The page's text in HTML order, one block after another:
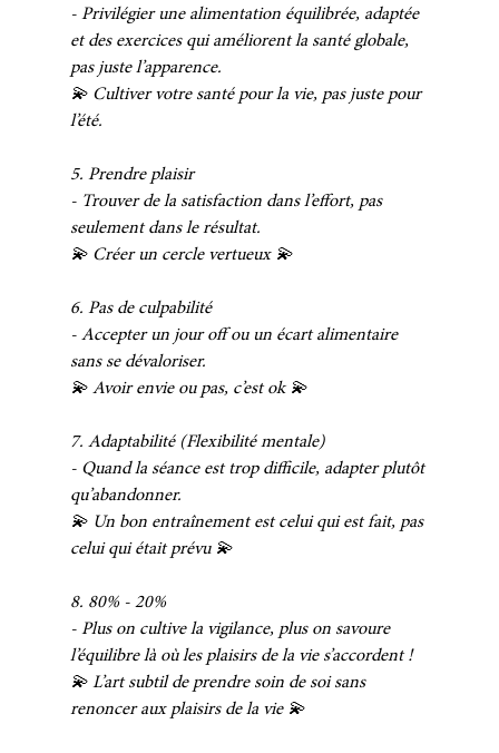
- Privilégier une alimentation équilibrée, adaptée
et des exercices qui améliorent la santé globale,
pas juste l’apparence.
💫 Cultiver votre santé pour la vie, pas juste pour
l’été.
5. Prendre plaisir
- Trouver de la satisfaction dans l’effort, pas
seulement dans le résultat.
💫 Créer un cercle vertueux 💫
6. Pas de culpabilité
- Accepter un jour off ou un écart alimentaire
sans se dévaloriser.
💫 Avoir envie ou pas, c’est ok 💫
7. Adaptabilité (Flexibilité mentale)
- Quand la séance est trop difficile, adapter plutôt
qu’abandonner.
💫 Un bon entraînement est celui qui est fait, pas
celui qui était prévu 💫
8. 80% - 20%
- Plus on cultive la vigilance, plus on savoure
l’équilibre là où les plaisirs de la vie s’accordent !
💫 L’art subtil de prendre soin de soi sans
renoncer aux plaisirs de la vie 💫